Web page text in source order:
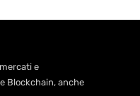
e
Blockchain, anche